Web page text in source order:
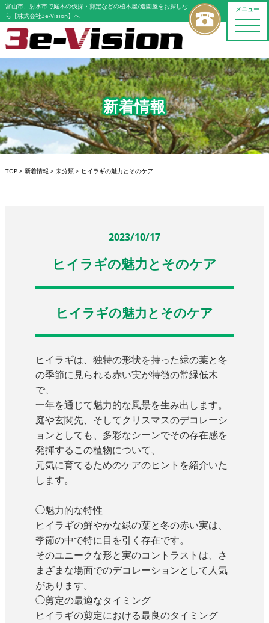
メニュー
toggle
富山市、射水市で庭木の伐採・剪定などの植木屋/造園屋をお探しな
ら【株式会社3e-Vision】へ
新着情報
TOP> 新着情報 > 未分類> ヒイラギの魅力とそのケア
2023/10/17
ヒイラギの魅力とそのケア
ヒイラギの魅力とそのケア
ヒイラギは、独特の形状を持った緑の葉と冬
の季節に見られる赤い実が特徴の常緑低木
で、
一年を通じて魅力的な風景を生み出します。
庭や玄関先、そしてクリスマスのデコレーシ
ョンとしても、多彩なシーンでその存在感を
発揮するこの植物について、
元気に育てるためのケアのヒントを紹介いた
します。
◯魅力的な特性
ヒイラギの鮮やかな緑の葉と冬の赤い実は、
季節の中で特に目を引く存在です。
そのユニークな形と実のコントラストは、さ
まざまな場面でのデコレーションとして人気
があります。
◯剪定の最適なタイミング
ヒイラギの剪定における最良のタイミング